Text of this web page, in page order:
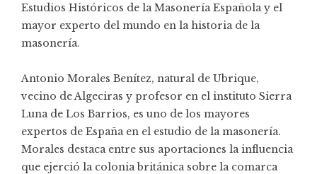
Estudios Históricos de la Masonería Española y el
mayor experto del mundo en la historia de la
masonería.
Antonio Morales Benítez, natural de Ubrique,
vecino de Algeciras y profesor en el instituto Sierra
Luna de Los Barrios, es uno de los mayores
expertos de España en el estudio de la masonería.
Morales destaca entre sus aportaciones la influencia
que ejerció la colonia británica sobre la comarca